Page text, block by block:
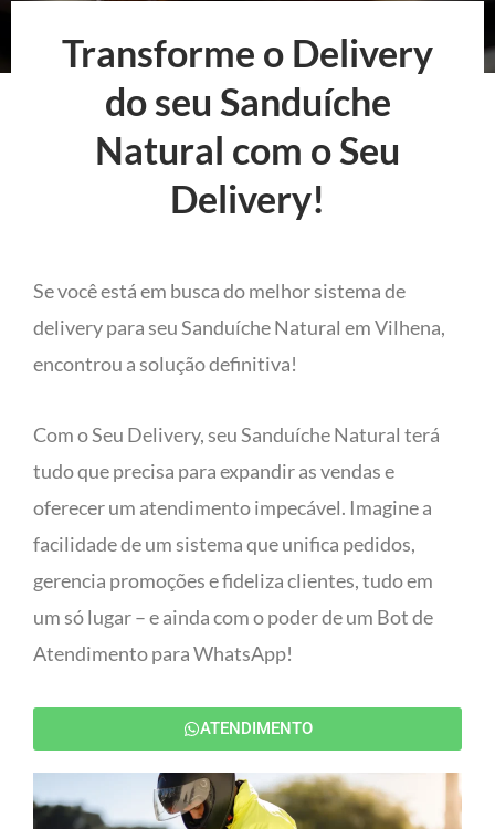
Transforme o Delivery
do seu Sanduíche
Natural com o Seu
Delivery!
Se você está em busca do melhor sistema de
delivery para seu Sanduíche Natural em Vilhena,
encontrou a solução definitiva!
Com o Seu Delivery, seu Sanduíche Natural terá
tudo que precisa para expandir as vendas e
oferecer um atendimento impecável. Imagine a
facilidade de um sistema que unifica pedidos,
gerencia promoções e fideliza clientes, tudo em
um só lugar – e ainda com o poder de um Bot de
Atendimento para WhatsApp!
ATENDIMENTO